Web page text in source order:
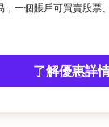
，一個賬戶可買賣股票
了解優惠詳